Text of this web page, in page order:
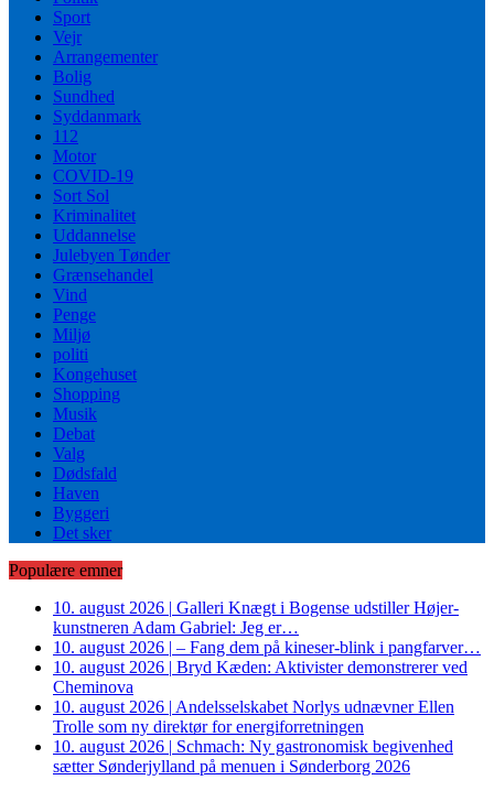
Sport
Vejr
Arrangementer
Bolig
Sundhed
Syddanmark
112
Motor
COVID-19
Sort Sol
Kriminalitet
Uddannelse
Julebyen Tønder
Grænsehandel
Vind
Penge
Miljø
politi
Kongehuset
Shopping
Musik
Debat
Valg
Dødsfald
Haven
Byggeri
Det sker
Populære emner
10. august 2026 | Galleri Knægt i Bogense udstiller Højer-
kunstneren Adam Gabriel: Jeg er…
10. august 2026 | – Fang dem på kineser-blink i pangfarver…
10. august 2026 | Bryd Kæden: Aktivister demonstrerer ved
Cheminova
10. august 2026 | Andelsselskabet Norlys udnævner Ellen
Trolle som ny direktør for energiforretningen
10. august 2026 | Schmach: Ny gastronomisk begivenhed
sætter Sønderjylland på menuen i Sønderborg 2026